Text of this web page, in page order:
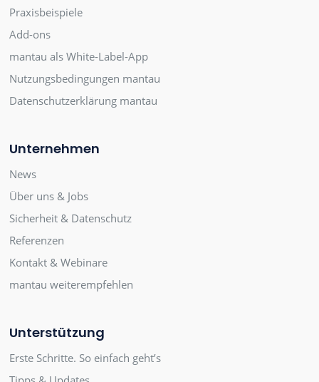
Praxisbeispiele
Add-ons
mantau als White-Label-App
Nutzungsbedingungen mantau
Datenschutzerklärung mantau
Unternehmen
News
Über uns & Jobs
Sicherheit & Datenschutz
Referenzen
Kontakt & Webinare
mantau weiterempfehlen
Unterstützung
Erste Schritte. So einfach geht’s